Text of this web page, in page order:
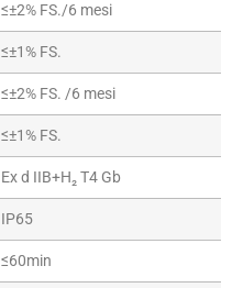
≤±2% FS./6 mesi
≤±1% FS.
≤±2% FS. /6 mesi
≤±1% FS.
Ex d IIB+H₂ T4 Gb
IP65
≤60min